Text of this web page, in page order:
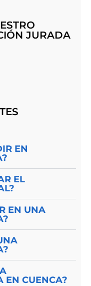
JURADA
EN
EL
EN UNA
EN CUENCA?